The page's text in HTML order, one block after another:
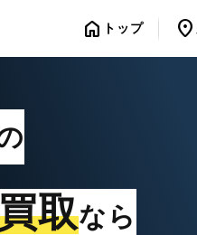
home トップ location_on
取なら